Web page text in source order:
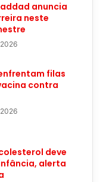
anuncia
neste
filas
contra
deve
alerta